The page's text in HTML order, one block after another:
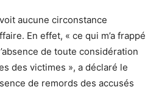
aucune circonstance
En effet, « ce qui m’a frappé
de toute considération
des victimes », a déclaré le
de remords des accusés